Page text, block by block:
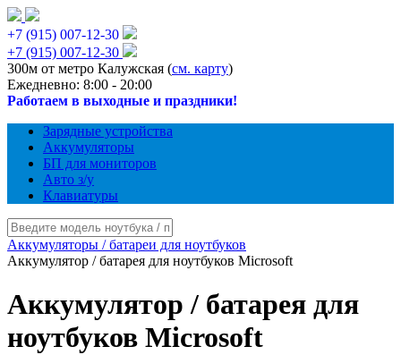
+7 (915) 007-12-30
+7 (915) 007-12-30
300м от метро Калужская (см. карту)
Ежедневно: 8:00 - 20:00
Работаем в выходные и праздники!
Зарядные устройства
Аккумуляторы
БП для мониторов
Авто з/у
Клавиатуры
Аккумуляторы / батареи для ноутбуков
Аккумулятор / батарея для ноутбуков Microsoft
Аккумулятор / батарея для
ноутбуков Microsoft